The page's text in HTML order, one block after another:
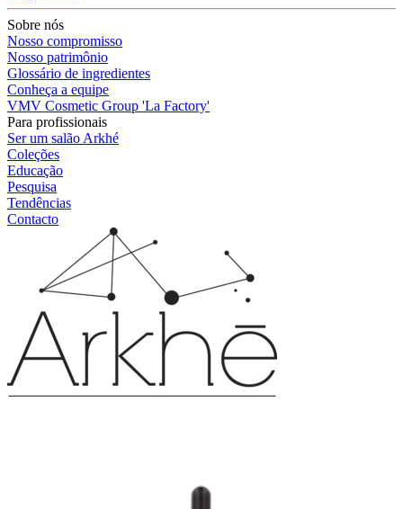
Sobre nós
Nosso compromisso
Nosso patrimônio
Glossário de ingredientes
Conheça a equipe
VMV Cosmetic Group 'La Factory'
Para profissionais
Ser um salão Arkhé
Coleções
Educação
Pesquisa
Tendências
Contacto